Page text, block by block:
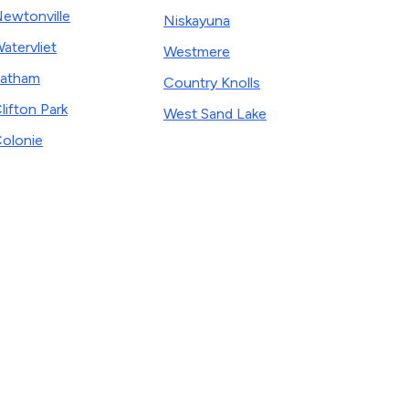
Park
Niskayuna
Westmere
Country Knolls
West Sand Lake